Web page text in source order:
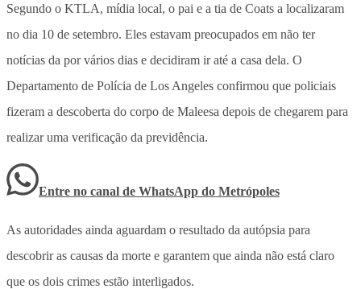
Segundo o KTLA, mídia local, o pai e a tia de Coats a localizaram
no dia 10 de setembro. Eles estavam preocupados em não ter
notícias da por vários dias e decidiram ir até a casa dela. O
Departamento de Polícia de Los Angeles confirmou que policiais
fizeram a descoberta do corpo de Maleesa depois de chegarem para
realizar uma verificação da previdência.
Entre no canal de WhatsApp do Metrópoles
As autoridades ainda aguardam o resultado da autópsia para
descobrir as causas da morte e garantem que ainda não está claro
que os dois crimes estão interligados.